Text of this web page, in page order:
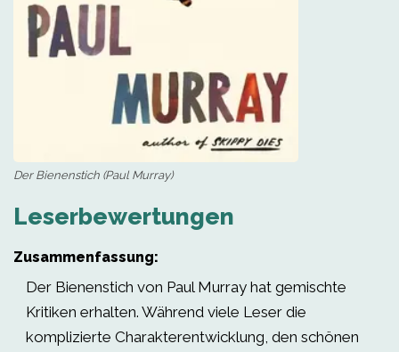
Der Bienenstich (Paul Murray)
Leserbewertungen
Zusammenfassung:
Der Bienenstich von Paul Murray hat gemischte
Kritiken erhalten. Während viele Leser die
komplizierte Charakterentwicklung, den schönen